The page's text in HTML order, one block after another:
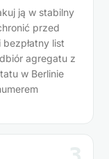
ją w stabilny
przed
list
agregatu z
w Berlinie